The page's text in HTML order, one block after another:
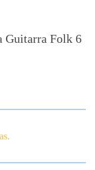
Guitarra Folk 6